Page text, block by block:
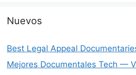
Nuevos
Best Legal Appeal
Mejores Documentales Tech —